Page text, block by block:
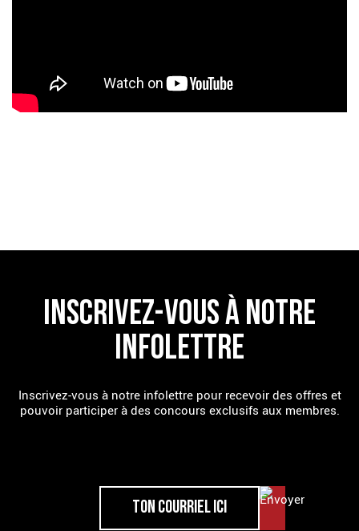
INSCRIVEZ-VOUS À NOTRE
INFOLETTRE
Inscrivez-vous à notre infolettre pour recevoir des offres et
pouvoir participer à des concours exclusifs aux membres.